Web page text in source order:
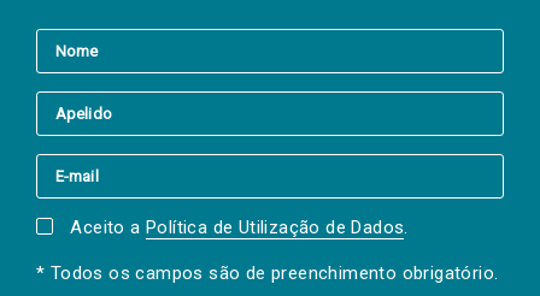
Aceito a Política de Utilização de Dados.
* Todos os campos são de preenchimento obrigatório.